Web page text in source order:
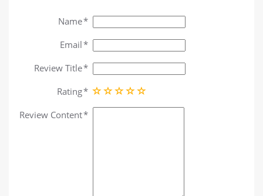
Name
Email
Review Title
Rating
Review Content